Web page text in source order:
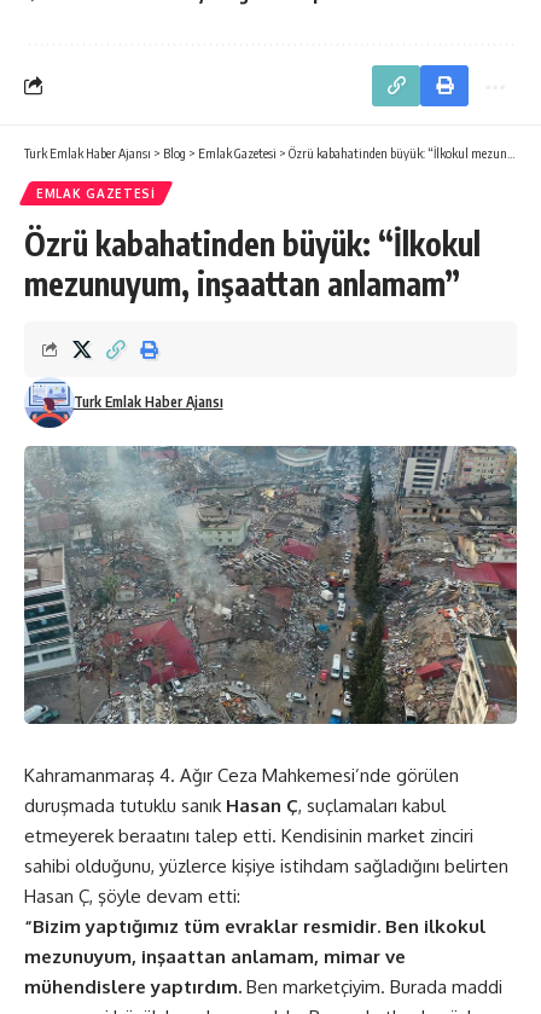
Turk Emlak Haber Ajansı > Blog > Emlak Gazetesi > Özrü kabahatinden büyük: “İlkokul mezunuyum, inşaattan anlamam”
EMLAK GAZETESI
Özrü kabahatinden büyük: “İlkokul
mezunuyum, inşaattan anlamam”
Turk Emlak Haber Ajansı
Kahramanmaraş 4. Ağır Ceza Mahkemesi’nde görülen
duruşmada tutuklu sanık Hasan Ç, suçlamaları kabul
etmeyerek beraatını talep etti. Kendisinin market zinciri
sahibi olduğunu, yüzlerce kişiye istihdam sağladığını belirten
Hasan Ç, şöyle devam etti:
“Bizim yaptığımız tüm evraklar resmidir. Ben ilkokul
mezunuyum, inşaattan anlamam, mimar ve
mühendislere yaptırdım. Ben marketçiyim. Burada maddi